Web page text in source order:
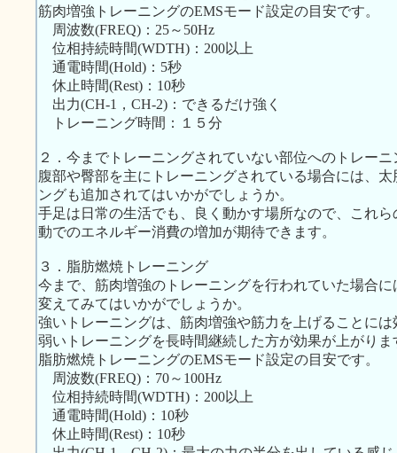
筋肉増強トレーニングのEMSモード設定の目安です。
周波数(FREQ)：25～50Hz
位相持続時間(WDTH)：200以上
通電時間(Hold)：5秒
休止時間(Rest)：10秒
出力(CH-1，CH-2)：できるだけ強く
トレーニング時間：１５分
２．今までトレーニングされていない部位へのトレーニ
腹部や臀部を主にトレーニングされている場合には、
ングも追加されてはいかがでしょうか。
手足は日常の生活でも、良く動かす場所なので、これ
動でのエネルギー消費の増加が期待できます。
３．脂肪燃焼トレーニング
今まで、筋肉増強のトレーニングを行われていた場合
変えてみてはいかがでしょうか。
強いトレーニングは、筋肉増強や筋力を上げることに
弱いトレーニングを長時間継続した方が効果が上がりま
脂肪燃焼トレーニングのEMSモード設定の目安です。
周波数(FREQ)：70～100Hz
位相持続時間(WDTH)：200以上
通電時間(Hold)：10秒
休止時間(Rest)：10秒